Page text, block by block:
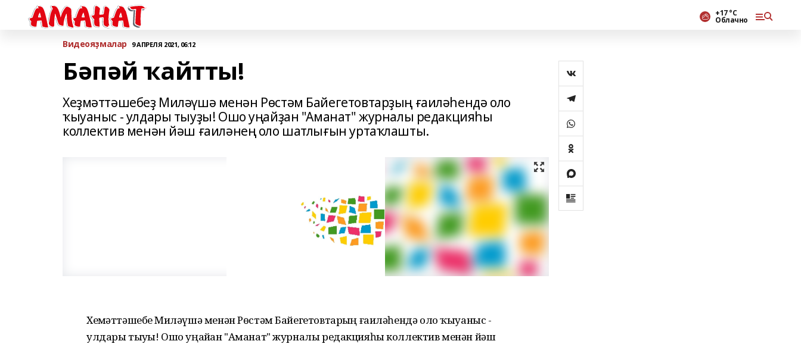
+17 °С
Облачно
Bидеояҙмалар 9 АПРЕЛЯ 2021, 06:12
Бәпәй ҡайтты!
Хеҙмәттәшебеҙ Миләүшә менән Рөстәм Байегетовтарҙың ғаиләһендә оло
ҡыуаныс - улдары тыуҙы! Ошо уңайҙан "Аманат" журналы редакцияһы
коллектив менән йәш ғаиләнең оло шатлығын уртаҡлашты.
Хеҙмәттәшебеҙ Миләүшә менән Рөстәм Байегетовтарҙың ғаиләһендә оло ҡыуаныс -
улдары тыуҙы! Ошо уңайҙан "Аманат" журналы редакцияһы коллектив менән йәш